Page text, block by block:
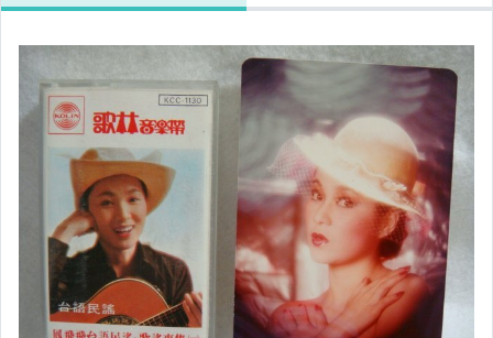
電玩遊戲與主機
運動、戶外與休閒